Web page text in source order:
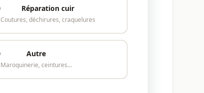
Réparation cuir
Coutures, déchirures, craquelures
Autre
Maroquinerie, ceintures…